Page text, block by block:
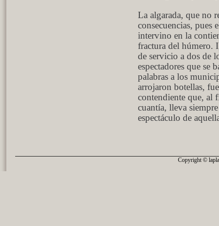
La algarada, que no
consecuencias, pues
intervino en la
fractura del húmero.
de servicio a dos de
espectadores que se
palabras a los
arrojaron botellas,
contendiente que, al
cuantía, lleva
espectáculo de
Copyright ©